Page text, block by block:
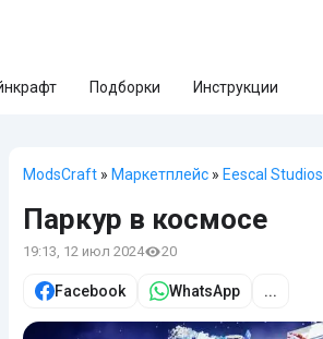
Подборки Инструкции
ModsCraft » Маркетплейс » Eescal Studios
Паркур в космосе
19:13, 12 июл 2024 20
Facebook WhatsApp ...